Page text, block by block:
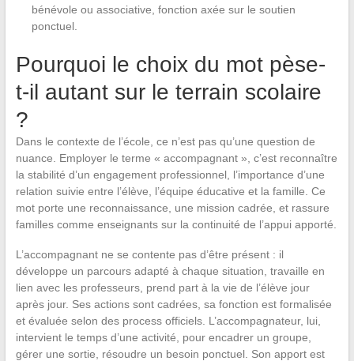
bénévole ou associative, fonction axée sur le soutien
ponctuel.
Pourquoi le choix du mot pèse-
t-il autant sur le terrain scolaire
?
Dans le contexte de l’école, ce n’est pas qu’une question de
nuance. Employer le terme « accompagnant », c’est reconnaître
la stabilité d’un engagement professionnel, l’importance d’une
relation suivie entre l’élève, l’équipe éducative et la famille. Ce
mot porte une reconnaissance, une mission cadrée, et rassure
familles comme enseignants sur la continuité de l’appui apporté.
L’accompagnant ne se contente pas d’être présent : il
développe un parcours adapté à chaque situation, travaille en
lien avec les professeurs, prend part à la vie de l’élève jour
après jour. Ses actions sont cadrées, sa fonction est formalisée
et évaluée selon des process officiels. L’accompagnateur, lui,
intervient le temps d’une activité, pour encadrer un groupe,
gérer une sortie, résoudre un besoin ponctuel. Son apport est